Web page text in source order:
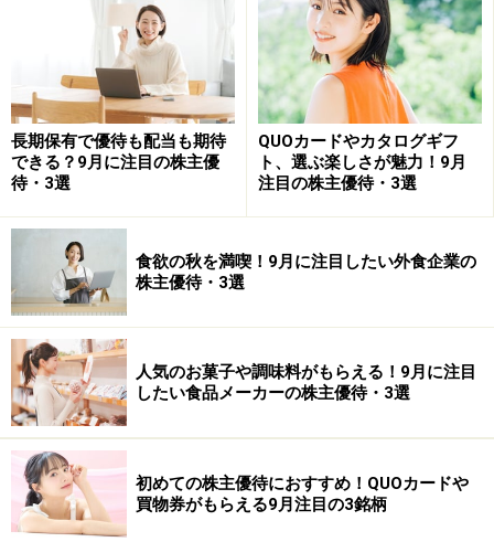
鳥貴族 株主優待
権利確定日： 1月末・7月末
優待がもらえる株数：100株以上
優待内容：
株主優待券
100株以上1000円相当
300株以上3000円相当
500株以上5000円相当
光彩工芸<7878> (東証ジャスダック
長期保有で優待も配当も期待
できる？9月に注目の株主優
待・3選
QUOカードやカタログギフ
ト、選ぶ楽しさが魅力！9月
注目の株主優待・3選
食欲の秋を満喫！9月に注目したい外食企業の
株主優待・3選
人気のお菓子や調味料がもらえる！9月に注目
したい食品メーカーの株主優待・3選
初めての株主優待におすすめ！QUOカードや
買物券がもらえる9月注目の3銘柄